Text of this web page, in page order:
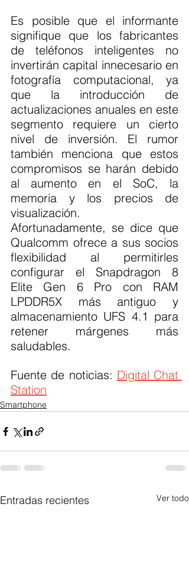
Es posible que el informante
signifique que los fabricantes
de teléfonos inteligentes no
invertirán capital innecesario en
fotografía computacional, ya
que la introducción de
actualizaciones anuales en este
segmento requiere un cierto
nivel de inversión. El rumor
también menciona que estos
compromisos se harán debido
al aumento en el SoC, la
memoria y los precios de
visualización.
Afortunadamente, se dice que
Qualcomm ofrece a sus socios
flexibilidad al permitirles
configurar el Snapdragon 8
Elite Gen 6 Pro con RAM
LPDDR5X más antiguo y
almacenamiento UFS 4.1 para
retener márgenes más
saludables.
Fuente de noticias: Digital Chat
Station
Smartphone
Entradas recientes Ver todo